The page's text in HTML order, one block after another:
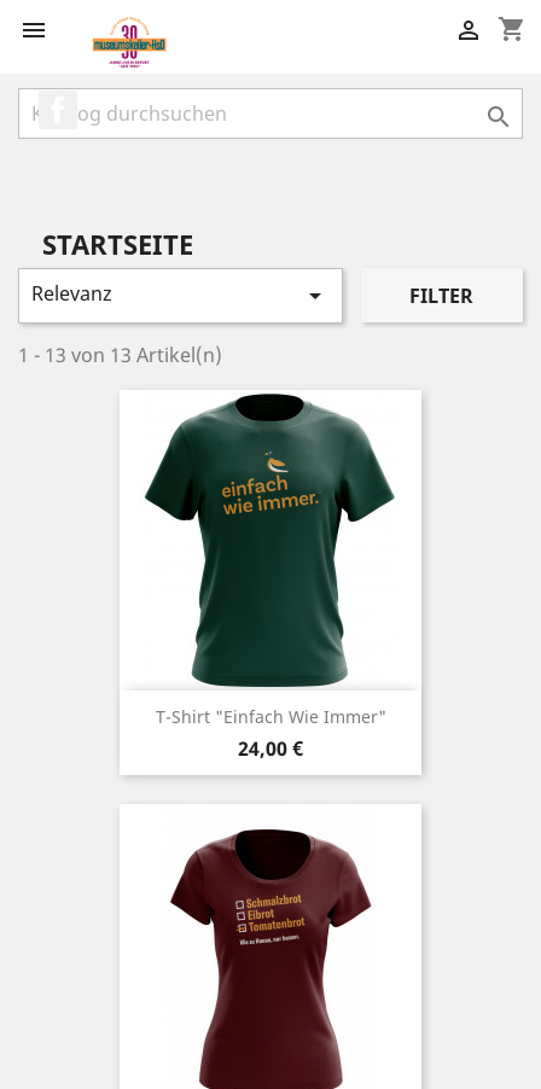
 shopping_cart


Facebook
STARTSEITE
Relevanz  FILTER
1 - 13 von 13 Artikel(n)
T-Shirt "einfach Wie Immer"
Preis
24,00 €